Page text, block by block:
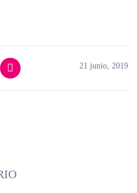
21 junio, 2019